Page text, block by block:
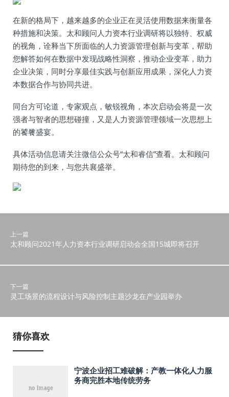
在新的格局下，越来越多的企业正在灵活使用数据来衡量各
种措施和决策。太和顾问人力资本行业调研将以独特、权威
的视角，诠释当下所面临的人力资源管理创新与变革，帮助
您解答如何在数据中发现战略性洞察，推动企业变革，助力
企业决策，同时分享最佳实践与创新应用成果，深化人力资
本数据合作与协同共进。
同台方可论道，专家观点，敏锐视角，本次启动会将是一次
强者与智者的思想碰撞，又是人力资源管理领域一次思想上
的饕餮盛宴。
具体活动信息请关注微信公众号“太和睿信”查看。太和顾问
期待您的到来，与您共襄盛举。
上一篇
太和顾问2021年人力资本行业调研启动会全国15城即将召开
下一篇
灵工场景的流程设计与风险控制主题沙龙在产业园举办
猜你喜欢
宁波企业招工难破解：产教一体化人力服
务商完胜本地传统劳务